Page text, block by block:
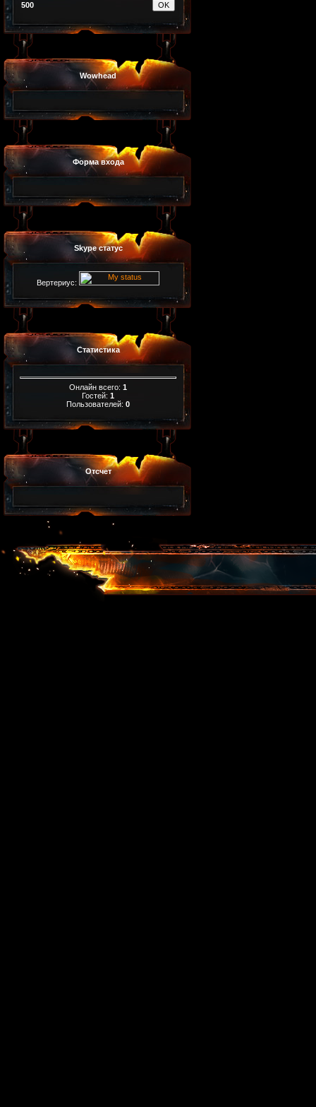
500
Wowhead
Форма входа
Skype статус
Вертериус:
Статистика
Онлайн всего: 1
Гостей: 1
Пользователей: 0
Отсчет